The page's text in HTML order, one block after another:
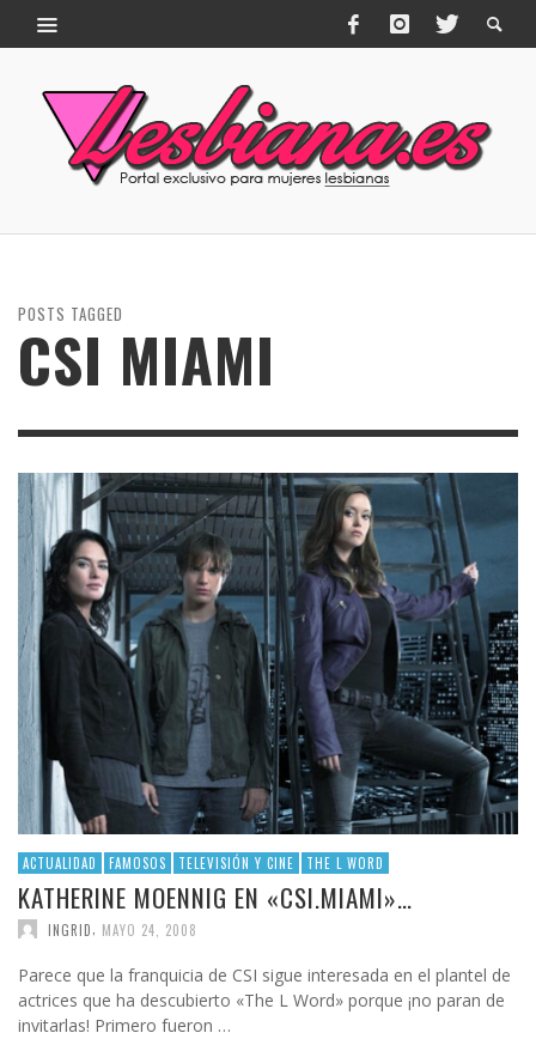
POSTS TAGGED
CSI MIAMI
ACTUALIDAD FAMOSOS TELEVISIÓN Y CINE THE L WORD
KATHERINE MOENNIG EN «CSI.MIAMI»…
INGRID MAYO 24, 2008
Parece que la franquicia de CSI sigue interesada en el plantel de
actrices que ha descubierto «The L Word» porque ¡no paran de
invitarlas! Primero fueron …